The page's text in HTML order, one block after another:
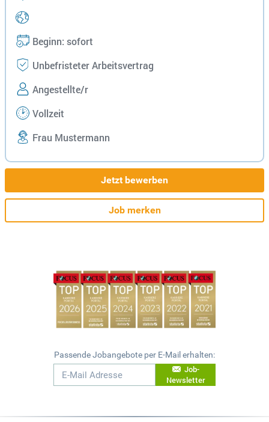
Beginn: sofort
Unbefristeter Arbeitsvertrag
Angestellte/r
Vollzeit
Frau Mustermann
Jetzt bewerben
Job merken
Passende Jobangebote per E-Mail erhalten:
Job-
Newsletter